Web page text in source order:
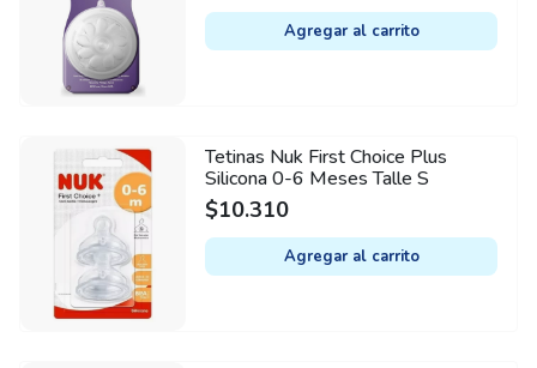
Agregar al carrito
Tetinas Nuk First Choice Plus
Silicona 0-6 Meses Talle S
$10.310
Agregar al carrito